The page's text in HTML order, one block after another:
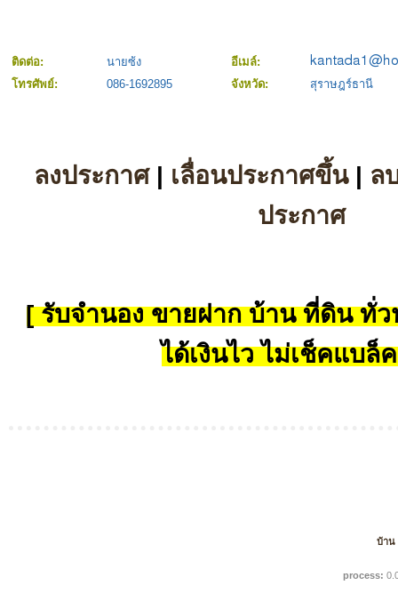
ติดต่อ: นายซ้ง
อีเมล์:
โทรศัพย์:
086-1692895 จังหวัด: สุราษฎร์ธานี
ลงประกาศ| เลื่อนประกาศขึ้น| ล
ประกาศ
[ รับจำนอง ขายฝาก บ้าน ที่ดิน ทั่ว
ได้เงินไว ไม่เช็คแบล็
บ้าน
process: